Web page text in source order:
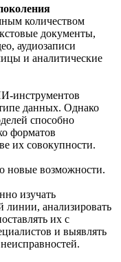
количеством
документы,
аудиозаписи
и аналитические
инструментов
данных. Однако
способно
форматов
их совокупности.
новые возможности.
изучать
линии, анализировать
их с
и выявлять